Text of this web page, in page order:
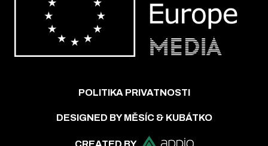
POLITIKA PRIVATNOSTI
DESIGNED BY MĚSÍC & KUBÁTKO
CREATED BY